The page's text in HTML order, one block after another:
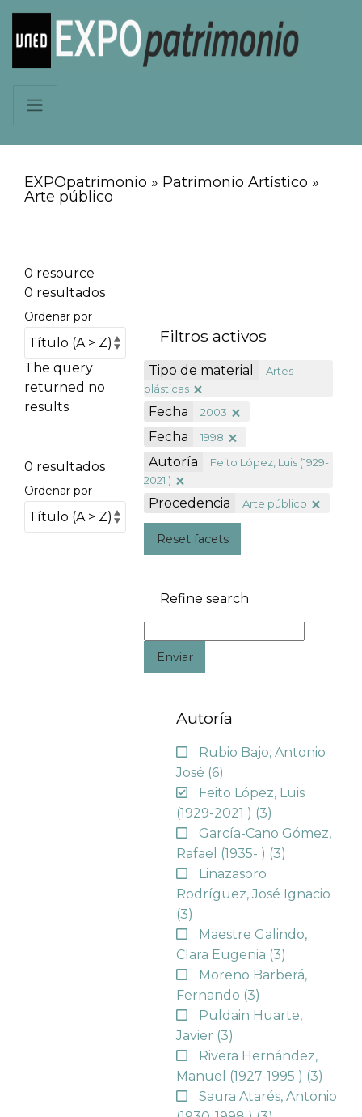
EXPOpatrimonio » Patrimonio Artístico »
Arte público
0 resource
0 resultados
Ordenar por
The query
returned no
results
0 resultados
Ordenar por
Filtros activos
Tipo de material
Artes
plásticas
Fecha 2003
Fecha 1998
Autoría
Feito López, Luis (1929-
2021 )
Procedencia Arte público
Reset facets
Refine search
Enviar
Autoría
Rubio Bajo, Antonio
José (6)
Feito López, Luis
(1929-2021 ) (3)
García-Cano Gómez,
Rafael (1935- ) (3)
Linazasoro
Rodríguez, José Ignacio
(3)
Maestre Galindo,
Clara Eugenia (3)
Moreno Barberá,
Fernando (3)
Puldain Huarte,
Javier (3)
Rivera Hernández,
Manuel (1927-1995 ) (3)
Saura Atarés, Antonio